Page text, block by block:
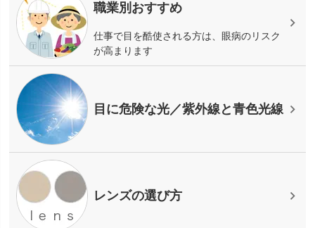
職業別おすすめ
仕事で目を酷使される方は、眼病のリスク
が高まります
目に危険な光／紫外線と青色光線
レンズの選び方